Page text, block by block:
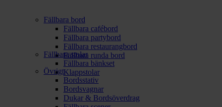
Fällbara bord
Fällbara cafébord
Fällbara partybord
Fällbara restaurangbord
Fällbara runda bord
Fällbara stolar
Fällbara bänkset
Klappstolar
Övrigt
Bordsstativ
Bordsvagnar
Dukar & Bordsöverdrag